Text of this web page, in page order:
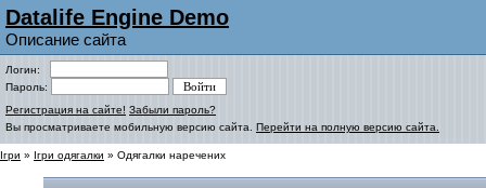
Datalife Engine Demo
Описание сайта
Логин:
Пароль:
Регистрация на сайте! Забыли пароль?
Вы просматриваете мобильную версию сайта. Перейти на полную версию сайта.
Ігри » Ігри одягалки » Одягалки наречених